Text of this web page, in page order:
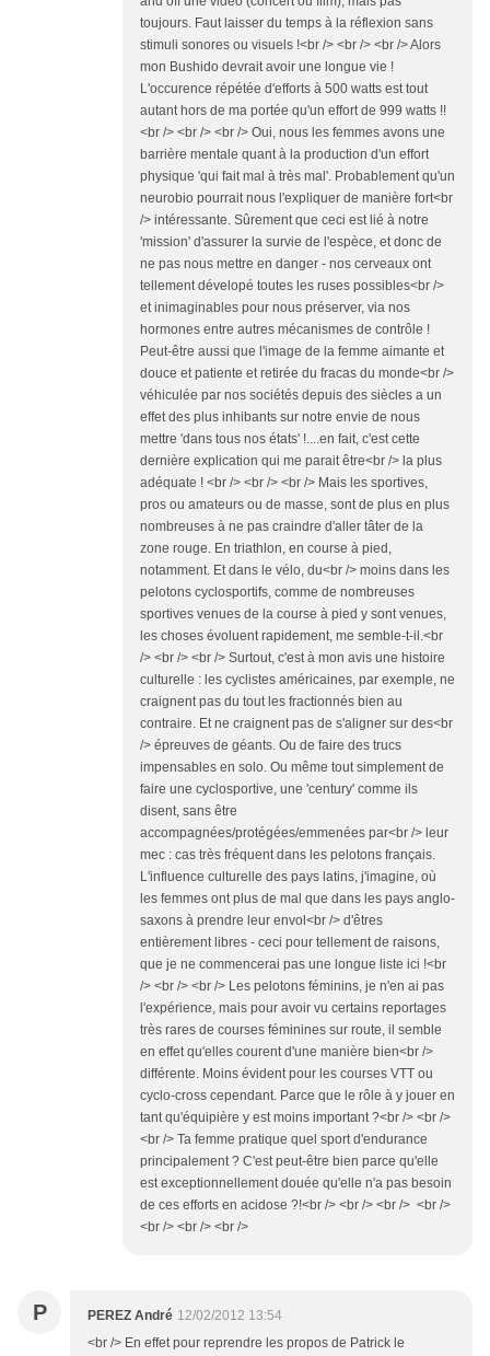
toujours. Faut laisser du temps à la réflexion sans
stimuli sonores ou visuels !<br /> <br /> <br /> Alors
mon Bushido devrait avoir une longue vie !
L'occurence répétée d'efforts à 500 watts est tout
autant hors de ma portée qu'un effort de 999 watts !!
<br /> <br /> <br /> Oui, nous les femmes avons une
barrière mentale quant à la production d'un effort
physique 'qui fait mal à très mal'. Probablement qu'un
neurobio pourrait nous l'expliquer de manière fort<br
/> intéressante. Sûrement que ceci est lié à notre
'mission' d'assurer la survie de l'espèce, et donc de
ne pas nous mettre en danger - nos cerveaux ont
tellement dévelopé toutes les ruses possibles<br />
et inimaginables pour nous préserver, via nos
hormones entre autres mécanismes de contrôle !
Peut-être aussi que l'image de la femme aimante et
douce et patiente et retirée du fracas du monde<br />
véhiculée par nos sociétés depuis des siècles a un
effet des plus inhibants sur notre envie de nous
mettre 'dans tous nos états' !....en fait, c'est cette
dernière explication qui me parait être<br /> la plus
adéquate ! <br /> <br /> <br /> Mais les sportives,
pros ou amateurs ou de masse, sont de plus en plus
nombreuses à ne pas craindre d'aller tâter de la
zone rouge. En triathlon, en course à pied,
notamment. Et dans le vélo, du<br /> moins dans les
pelotons cyclosportifs, comme de nombreuses
sportives venues de la course à pied y sont venues,
les choses évoluent rapidement, me semble-t-il.<br
/> <br /> <br /> Surtout, c'est à mon avis une histoire
culturelle : les cyclistes américaines, par exemple, ne
craignent pas du tout les fractionnés bien au
contraire. Et ne craignent pas de s'aligner sur des<br
/> épreuves de géants. Ou de faire des trucs
impensables en solo. Ou même tout simplement de
faire une cyclosportive, une 'century' comme ils
disent, sans être
accompagnées/protégées/emmenées par<br /> leur
mec : cas très fréquent dans les pelotons français.
L'influence culturelle des pays latins, j'imagine, où
les femmes ont plus de mal que dans les pays anglo-
saxons à prendre leur envol<br /> d'êtres
entièrement libres - ceci pour tellement de raisons,
que je ne commencerai pas une longue liste ici !<br
/> <br /> <br /> Les pelotons féminins, je n'en ai pas
l'expérience, mais pour avoir vu certains reportages
très rares de courses féminines sur route, il semble
en effet qu'elles courent d'une manière bien<br />
différente. Moins évident pour les courses VTT ou
cyclo-cross cependant. Parce que le rôle à y jouer en
tant qu'équipière y est moins important ?<br /> <br />
<br /> Ta femme pratique quel sport d'endurance
principalement ? C'est peut-être bien parce qu'elle
est exceptionnellement douée qu'elle n'a pas besoin
de ces efforts en acidose ?!<br /> <br /> <br /> <br />
<br /> <br /> <br />
P PEREZ André 12/02/2012 13:54
<br /> En effet pour reprendre les propos de Patrick le